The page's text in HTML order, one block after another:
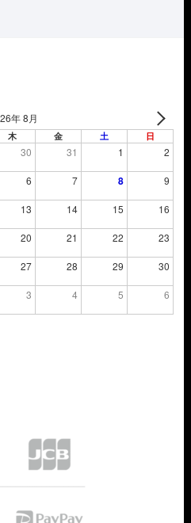
年 8月
木 金 土 日
30 31 1 2
6 7 8 9
13 14 15 16
20 21 22 23
27 28 29 30
3 4 5 6